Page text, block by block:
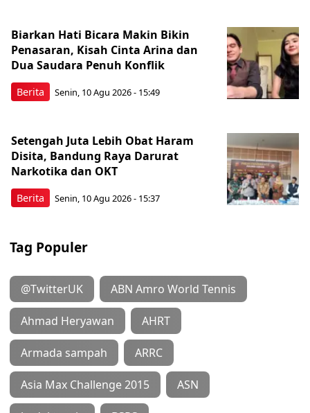
Berita
Biarkan Hati Bicara Makin Bikin
Penasaran, Kisah Cinta Arina dan
Dua Saudara Penuh Konflik
Senin, 10 Agu 2026 - 15:49
Berita
Setengah Juta Lebih Obat Haram
Disita, Bandung Raya Darurat
Narkotika dan OKT
Senin, 10 Agu 2026 - 15:37
Tag Populer
@TwitterUK ABN Amro World Tennis
Ahmad Heryawan AHRT
Armada sampah ARRC
Asia Max Challenge 2015 ASN